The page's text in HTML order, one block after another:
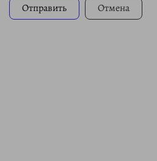
Отправить Отмена